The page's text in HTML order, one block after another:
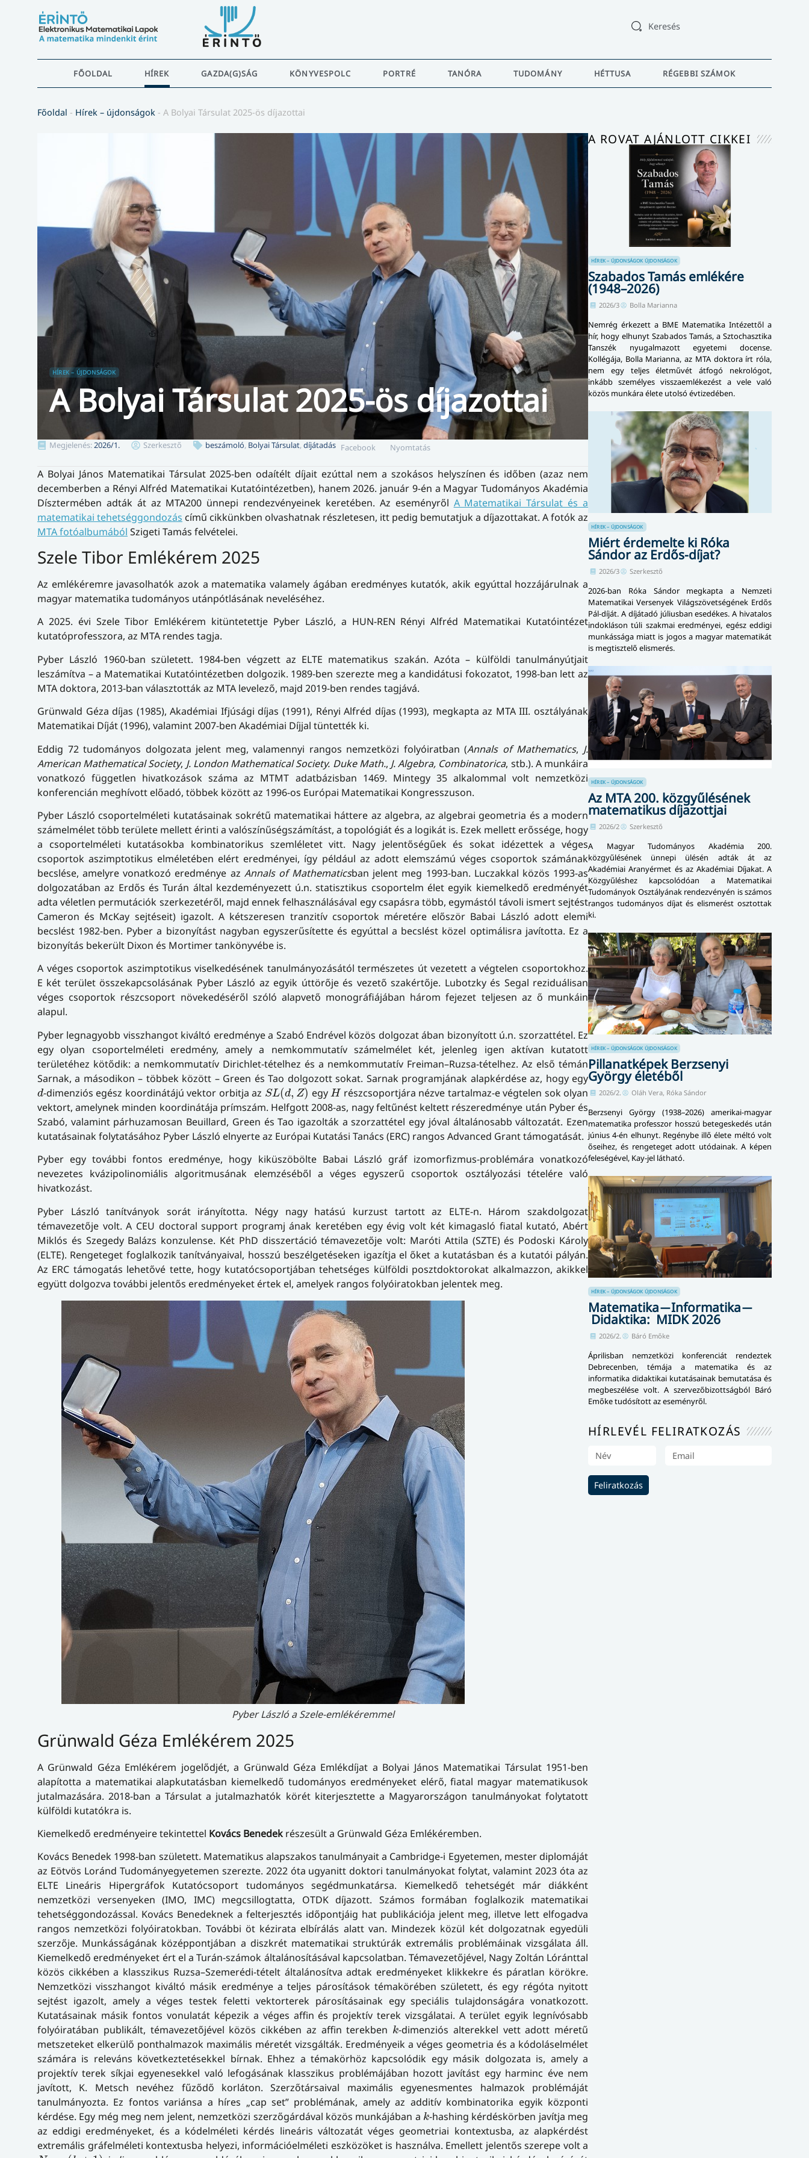
Keresés
FŐOLDAL HÍREK GAZDA(G)SÁG KÖNYVESPOLC PORTRÉ TANÓRA TUDOMÁNY HÉTTUSA RÉGEBBI SZÁMOK
Főoldal - Hírek – újdonságok - A Bolyai Társulat 2025-ös díjazottai
HÍREK – ÚJDONSÁGOK
A Bolyai Társulat 2025-ös díjazottai
Megjelenés:2026/1. Szerkesztő beszámoló, Bolyai Társulat, díjátadás Facebook Nyomtatás
A Bolyai János Matematikai Társulat 2025-ben odaítélt díjait ezúttal nem a szokásos helyszínen és időben (azaz nem
decemberben a Rényi Alfréd Matematikai Kutatóintézetben), hanem 2026. január 9-én a Magyar Tudományos Akadémia
Dísztermében adták át az MTA200 ünnepi rendezvényeinek keretében. Az eseményről A Matematikai Társulat és a
matematikai tehetséggondozás című cikkünkben olvashatnak részletesen, itt pedig bemutatjuk a díjazottakat. A fotók az
MTA fotóalbumából Szigeti Tamás felvételei.
Szele Tibor Emlékérem 2025
Az emlékéremre javasolhatók azok a matematika valamely ágában eredményes kutatók, akik egyúttal hozzájárulnak a
magyar matematika tudományos utánpótlásának neveléséhez.
A 2025. évi Szele Tibor Emlékérem kitüntetettje Pyber László, a HUN-REN Rényi Alfréd Matematikai Kutatóintézet
kutatóprofesszora, az MTA rendes tagja.
Pyber László 1960-ban született. 1984-ben végzett az ELTE matematikus szakán. Azóta – külföldi tanulmányútjait
leszámítva – a Matematikai Kutatóintézetben dolgozik. 1989-ben szerezte meg a kandidátusi fokozatot, 1998-ban lett az
MTA doktora, 2013-ban választották az MTA levelező, majd 2019-ben rendes tagjává.
Grünwald Géza díjas (1985), Akadémiai Ifjúsági díjas (1991), Rényi Alfréd díjas (1993), megkapta az MTA III. osztályának
Matematikai Díját (1996), valamint 2007-ben Akadémiai Díjjal tüntették ki.
Eddig 72 tudományos dolgozata jelent meg, valamennyi rangos nemzetközi folyóiratban (Annals of Mathematics, J.
American Mathematical Society, J. London Mathematical Society. Duke Math., J. Algebra, Combinatorica, stb.). A munkáira
vonatkozó független hivatkozások száma az MTMT adatbázisban 1469. Mintegy 35 alkalommal volt nemzetközi
konferencián meghívott előadó, többek között az 1996-os Európai Matematikai Kongresszuson.
Pyber László csoportelméleti kutatásainak sokrétű matematikai háttere az algebra, az algebrai geometria és a modern
számelmélet több területe mellett érinti a valószínűségszámítást, a topológiát és a logikát is. Ezek mellett erőssége, hogy
a csoportelméleti kutatásokba kombinatorikus szemléletet vitt. Nagy jelentőségűek és sokat idézettek a véges
csoportok aszimptotikus elméletében elért eredményei, így például az adott elemszámú véges csoportok számának
becslése, amelyre vonatkozó eredménye az Annals of Mathematicsban jelent meg 1993-ban. Luczakkal közös 1993-as
dolgozatában az Erdős és Turán által kezdeményezett ú.n. statisztikus csoportelm élet egyik kiemelkedő eredményét
adta véletlen permutációk szerkezetéről, majd ennek felhasználásával egy csapásra több, egymástól távoli ismert sejtést
Cameron és McKay sejtéseit) igazolt. A kétszeresen tranzitív csoportok méretére először Babai László adott elemi
becslést 1982-ben. Pyber a bizonyítást nagyban egyszerűsítette és egyúttal a becslést közel optimálisra javította. Ez a
bizonyítás bekerült Dixon és Mortimer tankönyvébe is.
A véges csoportok aszimptotikus viselkedésének tanulmányozásától természetes út vezetett a végtelen csoportokhoz.
E két terület összekapcsolásának Pyber László az egyik úttörője és vezető szakértője. Lubotzky és Segal reziduálisan
véges csoportok részcsoport növekedéséről szóló alapvető monográfiájában három fejezet teljesen az ő munkáin
alapul.
Pyber legnagyobb visszhangot kiváltó eredménye a Szabó Endrével közös dolgozat ában bizonyított ú.n. szorzattétel. Ez
egy olyan csoportelméleti eredmény, amely a nemkommutatív számelmélet két, jelenleg igen aktívan kutatott
területéhez kötődik: a nemkommutatív Dirichlet-tételhez és a nemkommutatív Freiman–Ruzsa-tételhez. Az első témán
Sarnak, a másodikon – többek között – Green és Tao dolgozott sokat. Sarnak programjának alapkérdése az, hogy egy
d
d-dimenziós egész koordinátájú vektor orbitja az SL(d, Z)
SL(d,Z) egyH
H részcsoportjára nézve tartalmaz-e végtelen sok olyan
vektort, amelynek minden koordinátája prímszám. Helfgott 2008-as, nagy feltűnést keltett részeredménye után Pyber és
Szabó, valamint párhuzamosan Beuillard, Green és Tao igazolták a szorzattétel egy jóval általánosabb változatát. Ezen
kutatásainak folytatásához Pyber László elnyerte az Európai Kutatási Tanács (ERC) rangos Advanced Grant támogatását.
Pyber egy további fontos eredménye, hogy kiküszöbölte Babai László gráf izomorfizmus-problémára vonatkozó
nevezetes kvázipolinomiális algoritmusának elemzéséből a véges egyszerű csoportok osztályozási tételére való
hivatkozást.
Pyber László tanítványok sorát irányította. Négy nagy hatású kurzust tartott az ELTE-n. Három szakdolgozat
témavezetője volt. A CEU doctoral support programj ának keretében egy évig volt két kimagasló fiatal kutató, Abért
Miklós és Szegedy Balázs konzulense. Két PhD disszertáció témavezetője volt: Maróti Attila (SZTE) és Podoski Károly
(ELTE). Rengeteget foglalkozik tanítványaival, hosszú beszélgetéseken igazítja el őket a kutatásban és a kutatói pályán.
Az ERC támogatás lehetővé tette, hogy kutatócsoportjában tehetséges külföldi posztdoktorokat alkalmazzon, akikkel
együtt dolgozva további jelentős eredményeket értek el, amelyek rangos folyóiratokban jelentek meg.
Pyber László a Szele-emlékéremmel
Grünwald Géza Emlékérem 2025
A Grünwald Géza Emlékérem jogelődjét, a Grünwald Géza Emlékdíjat a Bolyai János Matematikai Társulat 1951-ben
alapította a matematikai alapkutatásban kiemelkedő tudományos eredményeket elérő, fiatal magyar matematikusok
jutalmazására. 2018-ban a Társulat a jutalmazhatók körét kiterjesztette a Magyarországon tanulmányokat folytatott
külföldi kutatókra is.
Kiemelkedő eredményeire tekintettel Kovács Benedek részesült a Grünwald Géza Emlékéremben.
Kovács Benedek 1998-ban született. Matematikus alapszakos tanulmányait a Cambridge-i Egyetemen, mester diplomáját
az Eötvös Loránd Tudományegyetemen szerezte. 2022 óta ugyanitt doktori tanulmányokat folytat, valamint 2023 óta az
ELTE Lineáris Hipergráfok Kutatócsoport tudományos segédmunkatársa. Kiemelkedő tehetségét már diákként
nemzetközi versenyeken (IMO, IMC) megcsillogtatta, OTDK díjazott. Számos formában foglalkozik matematikai
tehetséggondozással. Kovács Benedeknek a felterjesztés időpontjáig hat publikációja jelent meg, illetve lett elfogadva
rangos nemzetközi folyóiratokban. További öt kézirata elbírálás alatt van. Mindezek közül két dolgozatnak egyedüli
szerzője. Munkásságának középpontjában a diszkrét matematikai struktúrák extremális problémáinak vizsgálata áll.
Kiemelkedő eredményeket ért el a Turán-számok általánosításával kapcsolatban. Témavezetőjével, Nagy Zoltán Lóránttal
közös cikkében a klasszikus Ruzsa–Szemerédi-tételt általánosítva adtak eredményeket klikkekre és páratlan körökre.
Nemzetközi visszhangot kiváltó másik eredménye a teljes párosítások témakörében született, és egy régóta nyitott
sejtést igazolt, amely a véges testek feletti vektorterek párosításainak egy speciális tulajdonságára vonatkozott.
Kutatásainak másik fontos vonulatát képezik a véges affin és projektív terek vizsgálatai. A terület egyik legnívósabb
folyóiratában publikált, témavezetőjével közös cikkében az affin terekben k
k-dimenziós alterekkel vett adott méretű
metszeteket elkerülő ponthalmazok maximális méretét vizsgálták. Eredményeik a véges geometria és a kódoláselmélet
számára is releváns következtetésekkel bírnak. Ehhez a témakörhöz kapcsolódik egy másik dolgozata is, amely a
projektív terek síkjai egyenesekkel való lefogásának klasszikus problémájában hozott javítást egy harminc éve nem
javított, K. Metsch nevéhez fűződő korláton. Szerzőtársaival maximális egyenesmentes halmazok problémáját
tanulmányozta. Ez fontos variánsa a híres „cap set” problémának, amely az additív kombinatorika egyik központi
kérdése. Egy még meg nem jelent, nemzetközi szerzőgárdával közös munkájában a k
k-hashing kérdéskörben javítja meg
az eddigi eredményeket, és a kódelméleti kérdés lineáris változatát véges geometriai kontextusba, az alapkérdést
extremális gráfelméleti kontextusba helyezi, információelméleti eszközöket is használva. Emellett jelentős szerepe volt a
No −(k+1)
A ROVAT AJÁNLOTT CIKKEI
HÍREK – ÚJDONSÁGOK ÚJDONSÁGOK
Szabados Tamás emlékére
(1948–2026)
2026/3 Bolla Marianna
Nemrég érkezett a BME Matematika Intézettől a
hír, hogy elhunyt Szabados Tamás, a Sztochasztika
Tanszék nyugalmazott egyetemi docense.
Kollégája, Bolla Marianna, az MTA doktora írt róla,
nem egy teljes életművét átfogó nekrológot,
inkább személyes visszaemlékezést a vele való
közös munkára élete utolsó évtizedében.
HÍREK – ÚJDONSÁGOK
Miért érdemelte ki Róka
Sándor az Erdős-díjat?
2026/3 Szerkesztő
2026-ban Róka Sándor megkapta a Nemzeti
Matematikai Versenyek Világszövetségének Erdős
Pál-díját. A díjátadó júliusban esedékes. A hivatalos
indokláson túli szakmai eredményei, egész eddigi
munkássága miatt is jogos a magyar matematikát
is megtisztelő elismerés.
HÍREK – ÚJDONSÁGOK
Az MTA 200. közgyűlésének
matematikus díjazottjai
2026/2 Szerkesztő
A Magyar Tudományos Akadémia 200.
közgyűlésének ünnepi ülésén adták át az
Akadémiai Aranyérmet és az Akadémiai Díjakat. A
Közgyűléshez kapcsolódóan a Matematikai
Tudományok Osztályának rendezvényén is számos
rangos tudományos díjat és elismerést osztottak
ki.
HÍREK – ÚJDONSÁGOK ÚJDONSÁGOK
Pillanatképek Berzsenyi
György életéből
2026/2. Oláh Vera, Róka Sándor
Berzsenyi György (1938–2026) amerikai-magyar
matematika professzor hosszú betegeskedés után
június 4-én elhunyt. Regénybe illő élete méltó volt
őseihez, és rengeteget adott utódainak. A képen
feleségével, Kay-jel látható.
HÍREK – ÚJDONSÁGOK ÚJDONSÁGOK
Matematika ̶ Informatika ̶
Didaktika: MIDK 2026
2026/2. Báró Emőke
Áprilisban nemzetközi konferenciát rendeztek
Debrecenben, témája a matematika és az
informatika didaktikai kutatásainak bemutatása és
megbeszélése volt. A szervezőbizottságból Báró
Emőke tudósított az eseményről.
HÍRLEVÉL FELIRATKOZÁS
Feliratkozás